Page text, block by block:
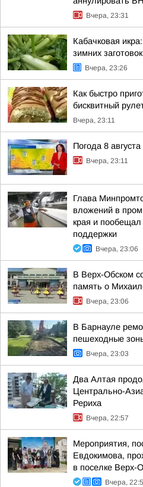
Вчера, 23:31
Кабачковая
зимних заготовок
Вчера, 23:26
Как быстро
бисквитный
Вчера, 23:11
Погода 8 августа
Вчера, 23:11
Глава
вложений в
края и
поддержки
Вчера, 23:06
В Верх-Обском
память о
Вчера, 23:06
В Барнауле
пешеходные
Вчера, 23:03
Два Алтая
Центрально-
Рериха
Вчера, 22:57
Мероприятия,
Евдокимова,
в поселке Верх-
Вчера,